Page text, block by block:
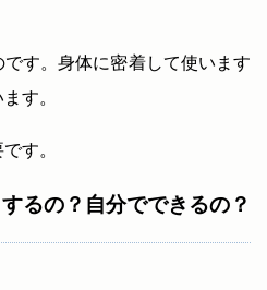
す。身体に密着して使います
す。
す。
るの？自分でできるの？